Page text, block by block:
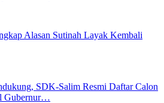
Alasan Sutinah Layak Kembali
SDK-Salim Resmi Daftar Calon
Gubernur…